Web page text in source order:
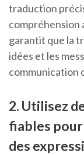
traduction
compréhension
garantit que la
idées et les
communication
2. Utilisez
fiables
des